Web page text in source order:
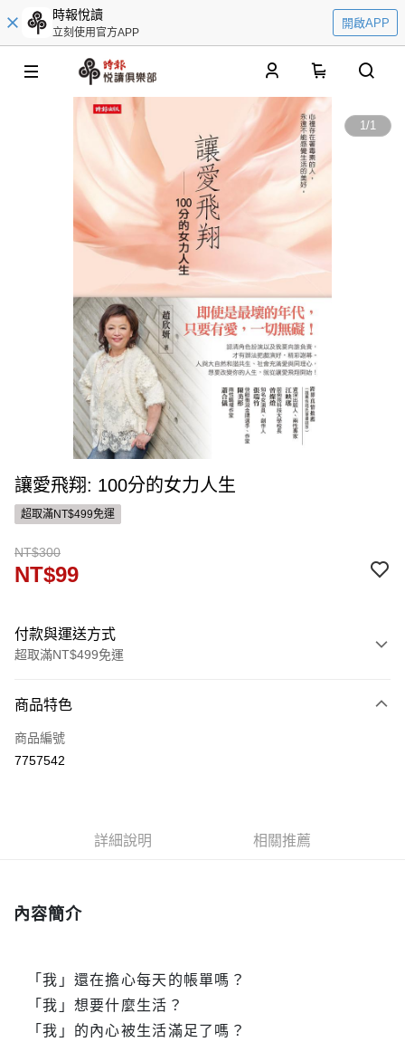
時報悅讀
立刻使用官方APP
開啟APP
1/1
讓愛飛翔: 100分的女力人生
超取滿NT$499免運
NT$300
NT$99
付款與運送方式
超取滿NT$499免運
信用卡一次付款
ATM付款
每筆NT$60，滿NT$499(含以上)免運費
每筆NT$60，滿NT$499(含以上)免運費
商品特色
商品編號
7757542
詳細說明 相關推薦
內容簡介
「我」還在擔心每天的帳單嗎？
「我」想要什麼生活？
「我」的內心被生活滿足了嗎？